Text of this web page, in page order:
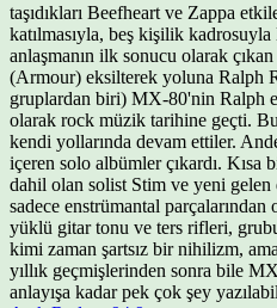
taşıdıkları Beefheart ve Zappa
katılmasıyla, beş kişilik
anlaşmanın ilk sonucu olarak
(Armour) eksilterek yoluna Ralph
gruplardan biri) MX-80'nin Ralph
olarak rock müzik tarihine geçti.
kendi yollarında devam ettiler.
içeren solo albümler çıkardı.
dahil olan solist Stim ve yeni
sadece enstrümantal
yüklü gitar tonu ve ters rifleri,
kimi zaman şartsız bir nihilizm,
yıllık geçmişlerinden sonra bile
anlayışa kadar pek çok şey